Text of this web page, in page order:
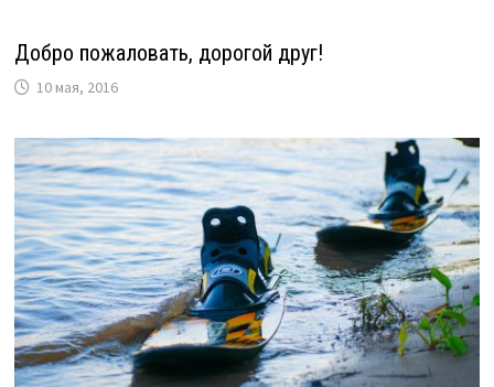
Добро пожаловать, дорогой друг!
10 мая, 2016